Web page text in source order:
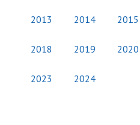
2013 2014 2015
2018 2019 2020
2023 2024